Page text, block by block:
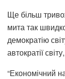
Ще більш
мита так
демократію
автократії
“Економічний